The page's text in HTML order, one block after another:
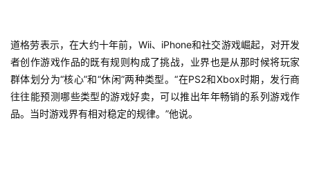
首
道格劳表示，在大约十年前，Wii、iPhone和社交游戏崛起，对开发
者创作游戏作品的既有规则构成了挑战，业界也是从那时候将玩家
群体划分为“核心”和“休闲”两种类型。“在PS2和Xbox时期，发行商
往往能预测哪些类型的游戏好卖，可以推出年年畅销的系列游戏作
品。当时游戏界有相对稳定的规律。”他说。